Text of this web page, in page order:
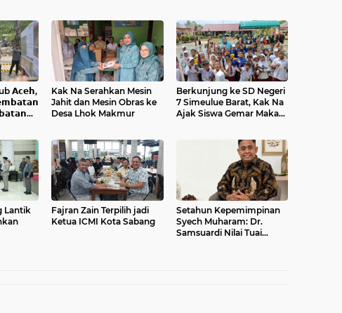
𝗔𝗰𝗲𝗵,
Kak Na Serahkan Mesin
Jahit dan Mesin Obras ke
Desa Lhok Makmur
Berkunjung ke SD Negeri
7 Simeulue Barat, Kak Na
Ajak Siswa Gemar Makan
Lantik
Fajran Zain Terpilih jadi
Ketua ICMI Kota Sabang
Setahun Kepemimpinan
Syech Muharam: Dr.
Samsuardi Nilai Tuai